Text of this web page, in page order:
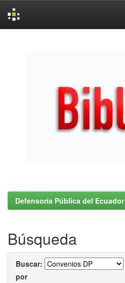
Defensoría Pública del
Búsqueda
Buscar:
por